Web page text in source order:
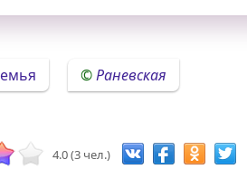
Семья Раневская
4.0 (3 чел.)